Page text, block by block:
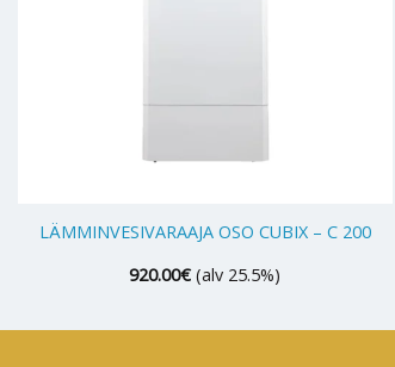
LÄMMINVESIVARAAJA OSO CUBIX – C 200
920.00€ (alv 25.5%)